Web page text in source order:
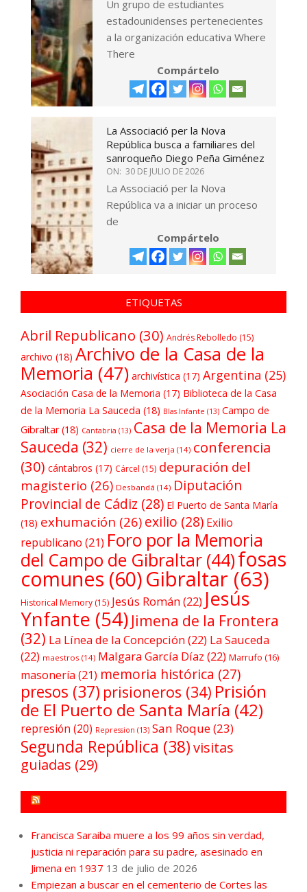
Un grupo de estudiantes
estadounidenses pertenecientes
a la organización educativa Where
There
Compártelo
La Associació per la Nova
República busca a familiares del
sanroqueño Diego Peña Giménez
ON: 30 DE JULIO DE 2026
La Associació per la Nova
República va a iniciar un proceso
de
Compártelo
ETIQUETAS
Abril Republicano (30) Andrés Rebolledo (15)
archivo (18) Archivo de la Casa de la
Memoria (47) archivística (17) Argentina (25)
Asociación Casa de la Memoria (17) Biblioteca de la Casa
de la Memoria La Sauceda (18) Blas Infante (13) Campo de
Gibraltar(18) Cantabria (13) Casa de la Memoria La
Sauceda (32) cierre de la verja (14) conferencia
(30) cántabros (17) Cárcel (15) depuración del
magisterio (26) Desbandá (14) Diputación
Provincial de Cádiz (28) El Puerto de Santa María
(18) exhumación (26) exilio (28) Exilio
republicano (21) Foro por la Memoria
del Campo de Gibraltar (44)fosas
comunes (60)Gibraltar(63)
Historical Memory (15) Jesús Román(22) Jesús
Ynfante (54) Jimena de la Frontera
(32) La Línea de la Concepción(22) La Sauceda
(22) maestros (14) Malgara García Díaz (22) Marrufo (16)
masonería (21) memoria histórica (27)
presos (37) prisioneros (34) Prisión
de El Puerto de Santa María (42)
represión (20) Repression (13) San Roque(23)
Segunda República (38)visitas
guiadas (29)
Francisca Saraiba muere a los 99 años sin verdad,
justicia ni reparación para su padre, asesinado en
Jimena en 1937 13 de julio de 2026
Empiezan a buscar en el cementerio de Cortes las